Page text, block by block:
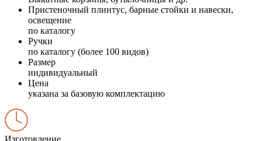
Пристеночный плинтус, барные стойки и навески,
освещение
по каталогу
Ручки
по каталогу (более 100 видов)
Размер
индивидуальный
Цена
указана за базовую комплектацию
Изготовление